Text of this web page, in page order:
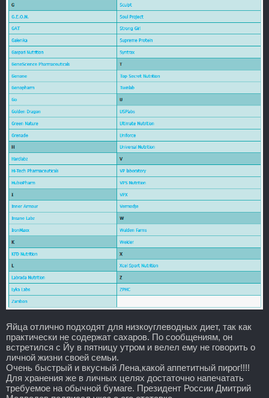
Яйца отлично подходят для низкоуглеводных диет, так как
практически не содержат сахаров. По сообщениям, он
встретился с Йу в пятницу утром и велел ему не говорить о
личной жизни своей семьи.
Очень быстрый и вкусный Лена,какой аппетитный пирог!!!!
Для хранения же в личных целях достаточно напечатать
требуемое на обычной бумаге. Президент России Дмитрий